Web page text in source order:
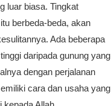
luar biasa. Tingkat
berbeda-beda, akan
Ada beberapa
daripada gunung yang
dengan perjalanan
cara dan usaha yang